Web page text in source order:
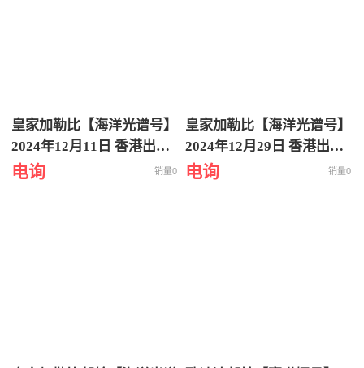
皇家加勒比【海洋光谱号】
2024年12月11日 香港出发
到越南芽庄5天4晚邮轮旅
电询 销量0
皇家加勒比【海洋光谱号】
2024年12月29日 香港出发
到日本冲绳 上海返回 6天5
电询 销量0